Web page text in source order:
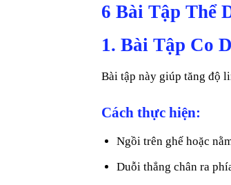
6 Bài Tập Thể
1. Bài Tập Co
Bài tập này giúp tăng độ
Cách thực hiện:
Ngồi trên ghế hoặc
Duỗi thẳng chân ra